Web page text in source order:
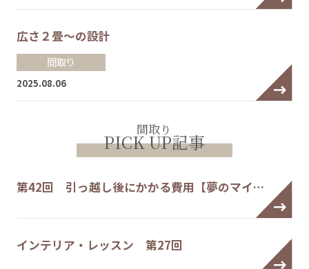
広さ２畳～の設計
間取り
2025.08.06
間取り
PICK UP記事
第42回 引っ越し後にかかる費用【夢のマイ…
インテリア・レッスン 第27回